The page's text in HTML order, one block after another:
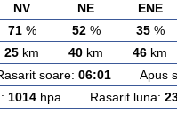
NV NE ENE
71% 52% 35%
25 km 40 km 46 km
soare: 06:01 Apus
1014 hpa Rasarit luna: